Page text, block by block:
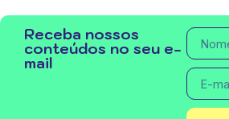
Receba nossos
conteúdos no seu e-
mail